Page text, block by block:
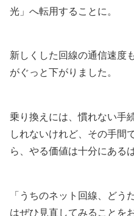
光」へ転用することに。
新しくした回線の通信速度
がぐっと下がりました。
乗り換えには、慣れない手
しれないけれど、その手間
ら、やる価値は十分にある
「うちのネット回線、どう
はぜひ見直してみることを